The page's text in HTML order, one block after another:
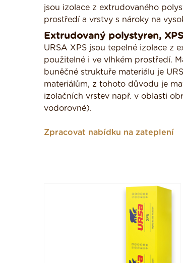
jsou izolace z extrudovaného
prostředí a vrstvy s nároky na
Extrudovaný polystyren, XPS
URSA XPS jsou tepelné izolace z
použitelné i ve vlhkém prostředí.
buněčné struktuře materiálu je
materiálům, z tohoto důvodu je
izolačních vrstev např. v oblasti
vodorovné).
Zpracovat nabídku na zateplení